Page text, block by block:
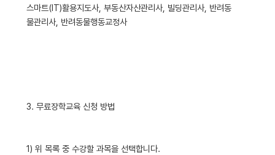
스마트(IT)활용지도사, 부동산자산관리사, 빌딩관리사, 반려동
물관리사, 반려동물행동교정사
3. 무료장학교육 신청 방법
1) 위 목록 중 수강할 과목을 선택합니다.